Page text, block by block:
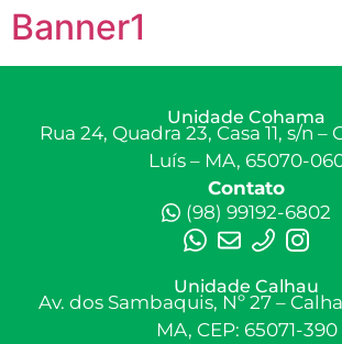
Banner1
Unidade Calhau
Av. dos Sambaquis, Nº 27 –
MA, CEP: 65071-390
Unidade Cohama
Rua 24, Quadra 23, Casa 11, s/n –
Luís – MA, 65070-
Contato
(98) 99192-6802